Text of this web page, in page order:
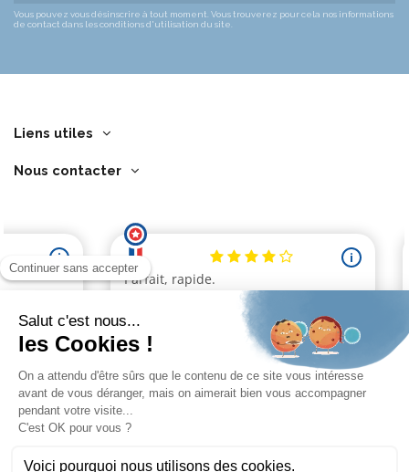
Vous pouvez vous désinscrire à tout moment. Vous trouverez pour cela nos informations
de contact dans les conditions d'utilisation du site.
Liens utiles
Nous contacter
Marchand approuvé par la Société des Avis Garantis,